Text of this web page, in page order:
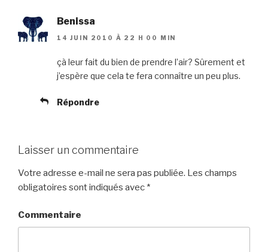
Benissa
14 JUIN 2010 À 22 H 00 MIN
çà leur fait du bien de prendre l’air? Sûrement et
j’espère que cela te fera connaître un peu plus.
Répondre
Laisser un commentaire
Votre adresse e-mail ne sera pas publiée. Les champs
obligatoires sont indiqués avec *
Commentaire